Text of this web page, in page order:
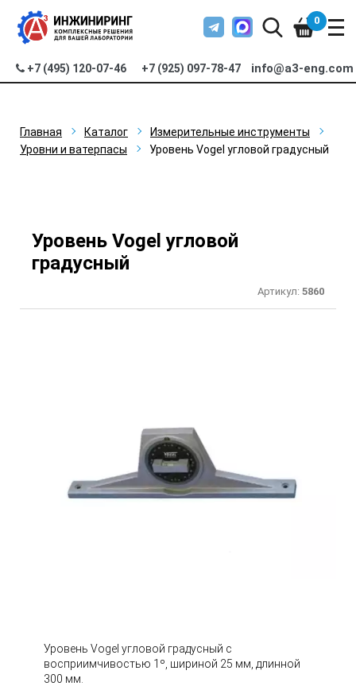
+7 (495) 120-07-46 +7 (925) 097-78-47 info@a3-eng.com
0
Главная Каталог
Измерительные инструменты
Уровни и ватерпасы
Уровень Vogel угловой градусный
Уровень Vogel угловой
градусный
Артикул: 5860
Уровень Vogel угловой градусный с
восприимчивостью 1º, шириной 25 мм, длинной
300 мм.